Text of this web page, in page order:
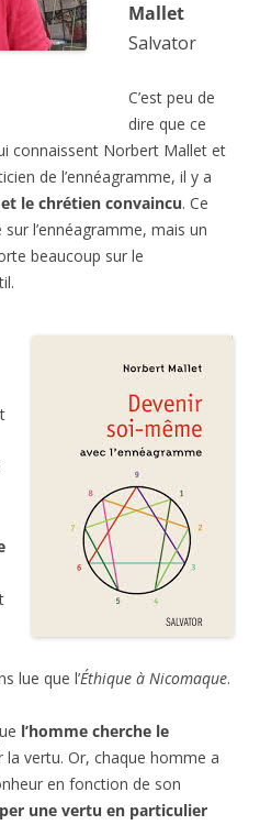
Mallet
Salvator
C’est peu de
dire que ce
connaissent Norbert Mallet et
de l’ennéagramme, il y a
et le chrétien convaincu. Ce
l’ennéagramme, mais un
beaucoup sur le
lue que l’Éthique à Nicomaque.
l’homme cherche le
la vertu. Or, chaque homme a
en fonction de son
une vertu en particulier